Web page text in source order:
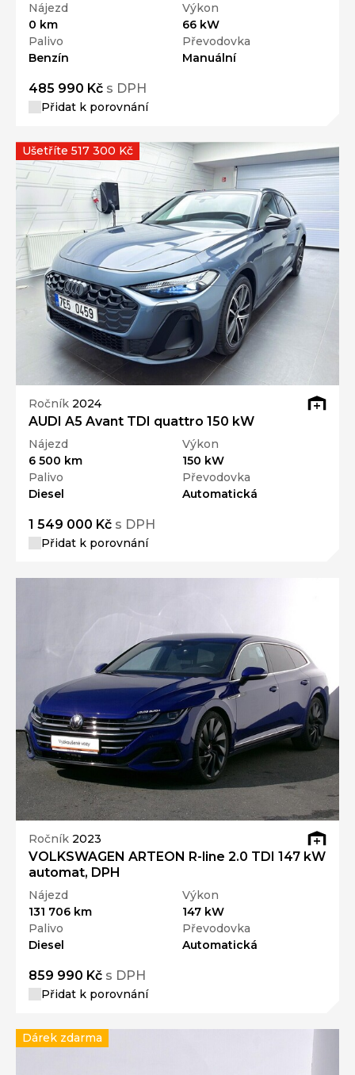
Nájezd
0 km
Výkon
66 kW
Palivo
Benzín
Převodovka
Manuální
485 990 Kč s DPH
Přidat k porovnání
Ročník 2024
AUDI A5 Avant TDI quattro 150 kW
Nájezd
6 500 km
Výkon
150 kW
Palivo
Diesel
Převodovka
Automatická
1 549 000 Kč s DPH
Přidat k porovnání
Ušetříte 517 300 Kč
Ročník 2023
VOLKSWAGEN ARTEON R-line 2.0 TDI 147 kW
automat, DPH
Nájezd
131 706 km
Výkon
147 kW
Palivo
Diesel
Převodovka
Automatická
859 990 Kč s DPH
Přidat k porovnání
Dárek zdarma